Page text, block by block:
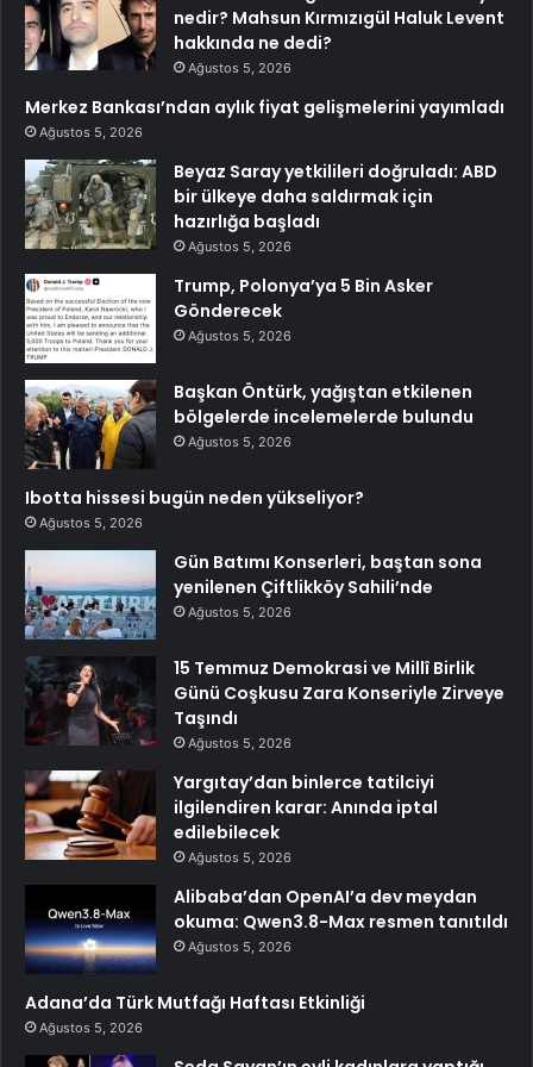
nedir? Mahsun Kırmızıgül Haluk Levent
hakkında ne dedi?
Ağustos 5, 2026
Merkez Bankası’ndan aylık fiyat gelişmelerini yayımladı
Ağustos 5, 2026
Beyaz Saray yetkilileri doğruladı: ABD
bir ülkeye daha saldırmak için
hazırlığa başladı
Ağustos 5, 2026
Trump, Polonya’ya 5 Bin Asker
Gönderecek
Ağustos 5, 2026
Başkan Öntürk, yağıştan etkilenen
bölgelerde incelemelerde bulundu
Ağustos 5, 2026
Ibotta hissesi bugün neden yükseliyor?
Ağustos 5, 2026
Gün Batımı Konserleri, baştan sona
yenilenen Çiftlikköy Sahili’nde
Ağustos 5, 2026
15 Temmuz Demokrasi ve Millî Birlik
Günü Coşkusu Zara Konseriyle Zirveye
Taşındı
Ağustos 5, 2026
Yargıtay’dan binlerce tatilciyi
ilgilendiren karar: Anında iptal
edilebilecek
Ağustos 5, 2026
Alibaba’dan OpenAI’a dev meydan
okuma: Qwen3.8-Max resmen tanıtıldı
Ağustos 5, 2026
Adana’da Türk Mutfağı Haftası Etkinliği
Ağustos 5, 2026